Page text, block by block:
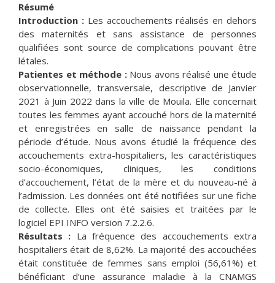
Résumé
Introduction :Les accouchements réalisés en dehors
des maternités et sans assistance de personnes
qualifiées sont source de complications pouvant être
létales.
Patientes et méthode :Nous avons réalisé une étude
observationnelle, transversale, descriptive de Janvier
2021 à Juin 2022 dans la ville de Mouila. Elle concernait
toutes les femmes ayant accouché hors de la maternité
et enregistrées en salle de naissance pendant la
période d’étude. Nous avons étudié la fréquence des
accouchements extra-hospitaliers, les caractéristiques
socio-économiques, cliniques, les conditions
d’accouchement, l’état de la mère et du nouveau-né à
l’admission. Les données ont été notifiées sur une fiche
de collecte. Elles ont été saisies et traitées par le
logiciel EPI INFO version 7.2.2.6.
Résultats : La fréquence des accouchements extra
hospitaliers était de 8,62%. La majorité des accouchées
était constituée de femmes sans emploi (56,61%) et
bénéficiant d’une assurance maladie à la CNAMGS